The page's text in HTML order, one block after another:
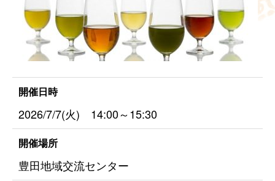
開催日時
2026/7/7(火) 14:00～15:30
開催場所
豊田地域交流センター